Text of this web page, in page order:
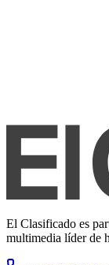
El Clasificado es
multimedia líder de